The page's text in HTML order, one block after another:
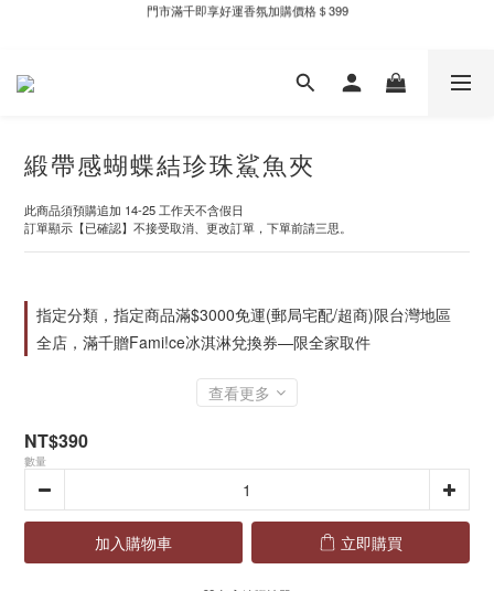
門市滿千即享好運香氛加購價格＄399
緞帶感蝴蝶結珍珠鯊魚夾
此商品須預購追加 14-25 工作天不含假日
訂單顯示【已確認】不接受取消、更改訂單，下單前請三思。
指定分類，指定商品滿$3000免運(郵局宅配/超商)限台灣地區
全店，滿千贈Fami!ce冰淇淋兌換券—限全家取件
查看更多
NT$390
數量
加入購物車 立即購買